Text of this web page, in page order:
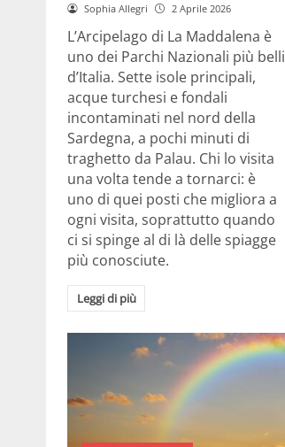
Sophia Allegri 2 Aprile 2026
L’Arcipelago di La Maddalena è
uno dei Parchi Nazionali più belli
d’Italia. Sette isole principali,
acque turchesi e fondali
incontaminati nel nord della
Sardegna, a pochi minuti di
traghetto da Palau. Chi lo visita
una volta tende a tornarci: è
uno di quei posti che migliora a
ogni visita, soprattutto quando
ci si spinge al di là delle spiagge
più conosciute.
Leggi di più